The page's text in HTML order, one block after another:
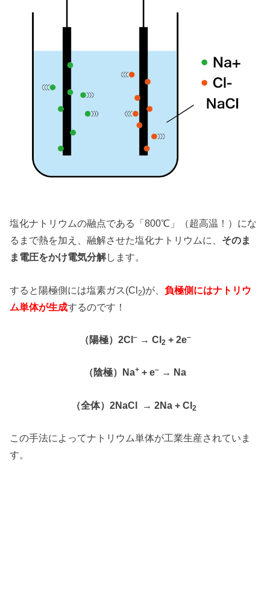
塩化ナトリウムの融点である「800℃」（超高温！）にな
るまで熱を加え、融解させた塩化ナトリウムに、 そのま
ま電圧をかけ電気分解します。
すると陽極側には塩素ガス(Cl2)が、負極側にはナトリウ
ム単体が生成するのです！
（陽極）2Cl–→ Cl2 + 2e–
（陰極）Na+ + e– → Na
（全体）2NaCl → 2Na + Cl2
この手法によってナトリウム単体が工業生産されていま
す。